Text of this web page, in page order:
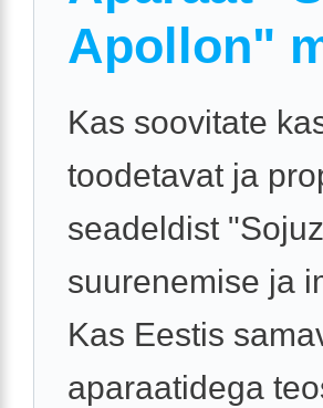
Apollon"
Kas soovitate
toodetavat ja
seadeldist
suurenemise ja
Kas Eestis
aparaatidega